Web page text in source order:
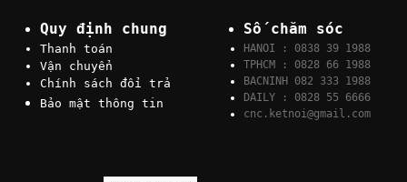
Quy định chung
Thanh toán
Vận chuyển
Chính sách đổi trả
Bảo mật thông tin
Số chăm sóc
HANOI : 0838 39 1988
TPHCM : 0828 66 1988
BACNINH 082 333 1988
DAILY : 0828 55 6666
cnc.ketnoi@gmail.com